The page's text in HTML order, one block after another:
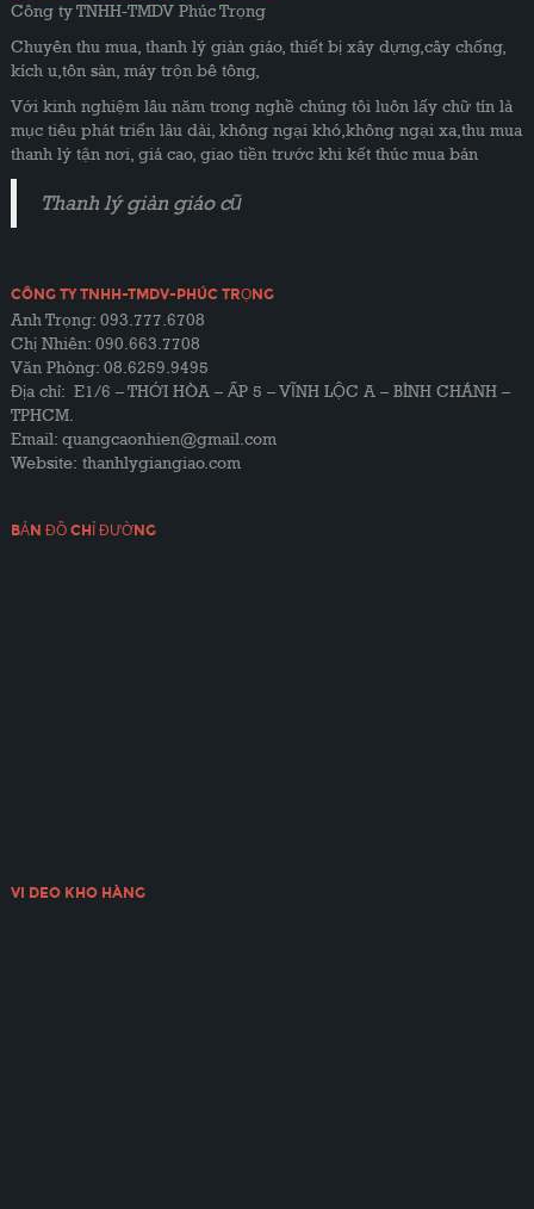
Công ty TNHH-TMDV Phúc Trọng
Chuyên thu mua, thanh lý giàn giáo, thiết bị xây dựng,cây chống,
kích u,tôn sàn, máy trộn bê tông,
Với kinh nghiệm lâu năm trong nghề chúng tôi luôn lấy chữ tín là
mục tiêu phát triển lâu dài, không ngại khó,không ngại xa,thu mua
thanh lý tận nơi, giá cao, giao tiền trước khi kết thúc mua bán
Thanh lý giàn giáo cũ
CÔNG TY TNHH-TMDV-PHÚC TRỌNG
Anh Trọng: 093.777.6708
Chị Nhiên: 090.663.7708
Văn Phòng: 08.6259.9495
Địa chỉ: E1/6 – THỚI HÒA – ẤP 5 – VĨNH LỘC A – BÌNH CHÁNH –
TPHCM.
Email: quangcaonhien@gmail.com
Website: thanhlygiangiao.com
BẢN ĐỒ CHỈ ĐƯỜNG
VI DEO KHO HÀNG